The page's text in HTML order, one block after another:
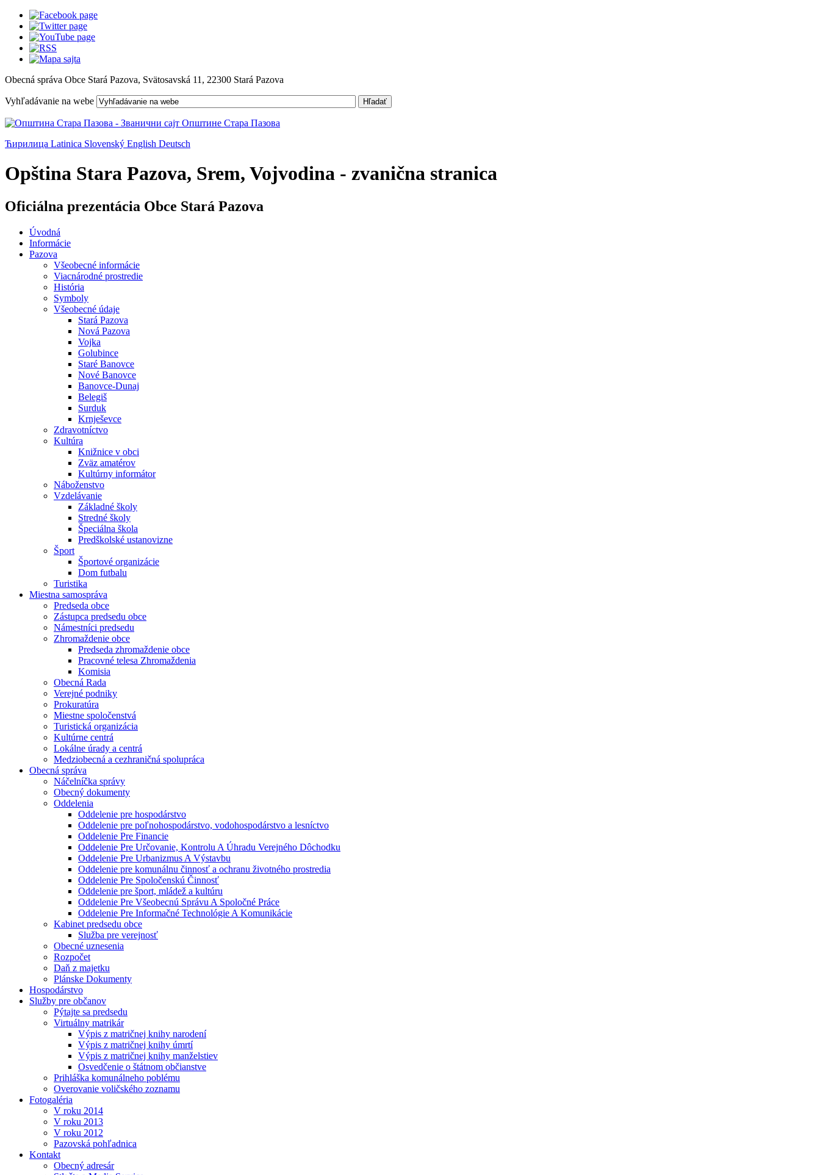
Obecná správa Obce Stará Pazova, Svätosavská 11, 22300 Stará Pazova
Vyhľadávanie na webe Hľadať
Ћирилица Latinica Slovenský English Deutsch
Opština Stara Pazova, Srem, Vojvodina - zvanična stranica
Oficiálna prezentácia Obce Stará Pazova
Úvodná
Informácie
Pazova
Všeobecné informácie
Viacnárodné prostredie
História
Symboly
Všeobecné údaje
Stará Pazova
Nová Pazova
Vojka
Golubince
Staré Banovce
Nové Banovce
Banovce-Dunaj
Belegiš
Surduk
Krnješevce
Zdravotníctvo
Kultúra
Knižnice v obci
Zväz amatérov
Kultúrny informátor
Náboženstvo
Vzdelávanie
Základné školy
Stredné školy
Špeciálna škola
Predškolské ustanovizne
Šport
Športové organizácie
Dom futbalu
Turistika
Miestna samospráva
Predseda obce
Zástupca predsedu obce
Námestníci predsedu
Zhromaždenie obce
Predseda zhromaždenie obce
Pracovné telesa Zhromaždenia
Komisia
Obecná Rada
Verejné podniky
Prokuratúra
Miestne spoločenstvá
Turistická organizácia
Kultúrne centrá
Lokálne úrady a centrá
Medziobecná a cezhraničná spolupráca
Obecná správa
Náčelníčka správy
Obecný dokumenty
Oddelenia
Oddelenie pre hospodárstvo
Oddelenie pre poľnohospodárstvo, vodohospodárstvo a lesníctvo
Oddelenie Pre Financie
Oddelenie Pre Určovanie, Kontrolu A Úhradu Verejného Dôchodku
Oddelenie Pre Urbanizmus A Výstavbu
Oddelenie pre komunálnu činnosť a ochranu životného prostredia
Oddelenie Pre Spoločenskú Činnosť
Oddelenie pre šport, mládež a kultúru
Oddelenie Pre Všeobecnú Správu A Spoločné Práce
Oddelenie Pre Informačné Technológie A Komunikácie
Kabinet predsedu obce
Služba pre verejnosť
Obecné uznesenia
Rozpočet
Daň z majetku
Plánske Dokumenty
Hospodárstvo
Služby pre občanov
Pýtajte sa predsedu
Virtuálny matrikár
Výpis z matričnej knihy narodení
Výpis z matričnej knihy úmrtí
Výpis z matričnej knihy manželstiev
Osvedčenie o štátnom občianstve
Prihláška komunálneho poblému
Overovanie voličského zoznamu
Fotogaléria
V roku 2014
V roku 2013
V roku 2012
Pazovská pohľadnica
Kontakt
Obecný adresár